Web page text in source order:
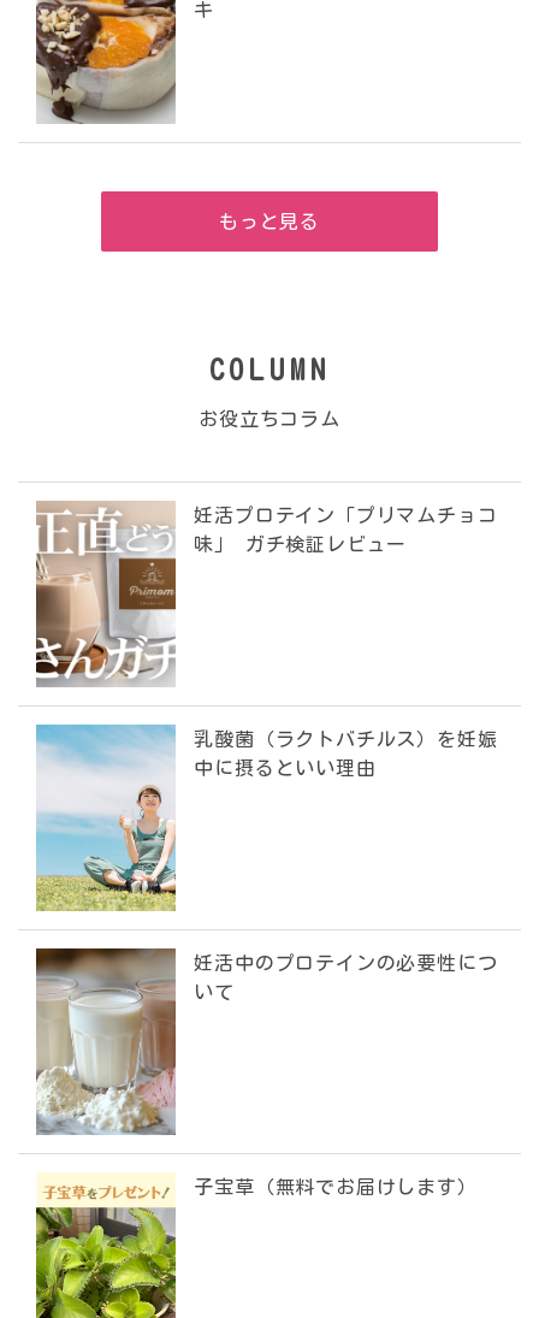
キ
もっと見る
COLUMN
お役立ちコラム
妊活プロテイン「プリマムチョコ
味」 ガチ検証レビュー
乳酸菌（ラクトバチルス）を妊娠
中に摂るといい理由
妊活中のプロテインの必要性につ
いて
子宝草（無料でお届けします）